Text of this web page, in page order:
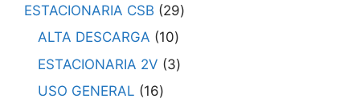
ESTACIONARIA CSB
29
ALTA DESCARGA
10
ESTACIONARIA 2V
3
USO GENERAL
16